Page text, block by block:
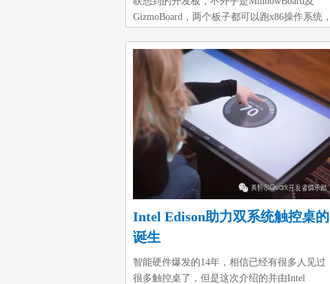
GizmoBoard，两个板子都可以跑x86操作系统，
型了Galileo这块开发板，不仅可以运行
Windows，而且还免费，自然让我眼睛一亮。比
起MinnowBoard MAX或其他板子，只能下载微
软兼容硬件（Microsoft Embedded）90天试用
版，Galileo显然更加吸引人。不过，Galileo不
支持一般显示界面，内存也只有256MB，因此
Windo
Intel Edison助力双系统触控桌的
诞生
智能硬件爆发的14年，相信已经有很多人见过
很多触控桌了，但是这次介绍的并由Intel